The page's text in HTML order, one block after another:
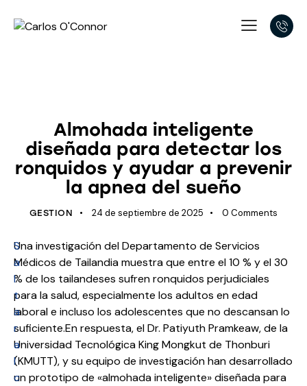
Almohada inteligente
diseñada para detectar los
ronquidos y ayudar a prevenir
la apnea del sueño
GESTION 24 de septiembre de 2025 0 Comments
S
a
l
t
a
r
a
l
c
Una investigación del Departamento de Servicios
Médicos de Tailandia muestra que entre el 10 % y el 30
% de los tailandeses sufren ronquidos perjudiciales
para la salud, especialmente los adultos en edad
laboral e incluso los adolescentes que no descansan lo
suficiente.En respuesta, el Dr. Patiyuth Pramkeaw, de la
Universidad Tecnológica King Mongkut de Thonburi
(KMUTT), y su equipo de investigación han desarrollado
un prototipo de «almohada inteligente» diseñada para